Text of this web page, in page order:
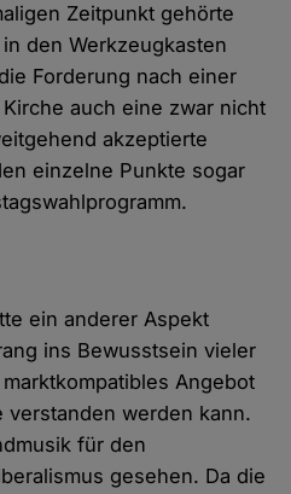
Zeitpunkt gehörte
den Werkzeugkasten
Forderung nach einer
auch eine zwar nicht
akzeptierte
einzelne Punkte sogar
ein anderer Aspekt
ins Bewusstsein vieler
Angebot
werden kann.
für den
gesehen. Da die